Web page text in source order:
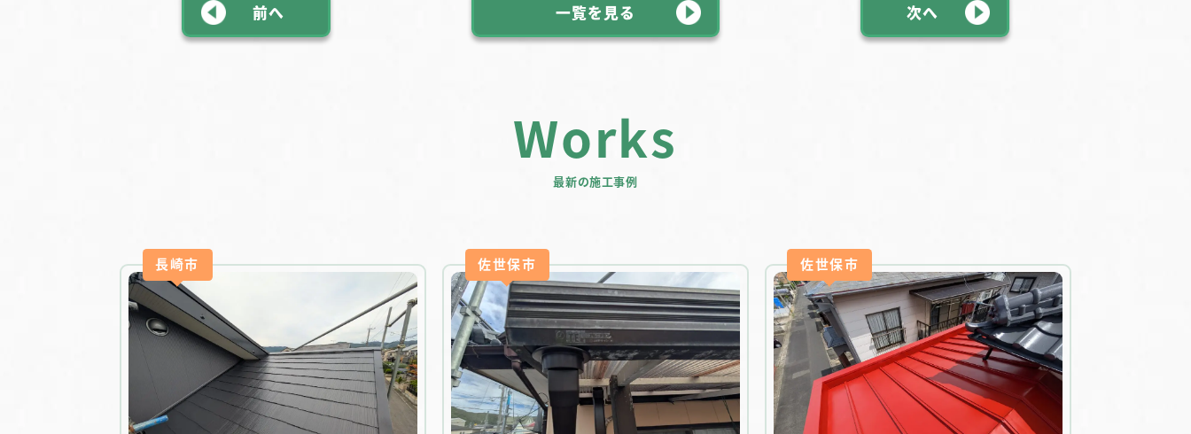
前へ 一覧を見る 次へ
Works
最新の施工事例
長崎市 佐世保市 佐世保市